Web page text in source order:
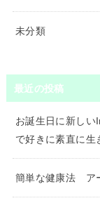
未分類
最近の投稿
お誕生日に新し
で好きに素直に生
簡単な健康法 ア